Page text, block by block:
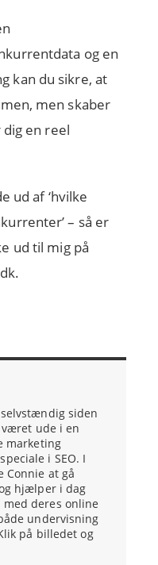
og en
kan du sikre, at
men skaber
dig en reel
ud af ‘hvilke
– så er
ud til mig på
siden
været ude i en
marketing
i SEO. I
Connie at gå
hjælper i dag
deres online
undervisning
på billedet og